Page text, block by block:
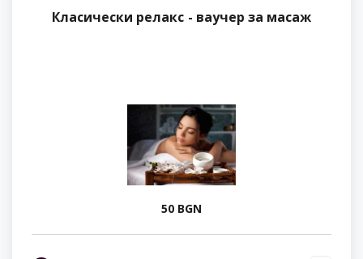
Класически релакс - ваучер за масаж
50 BGN